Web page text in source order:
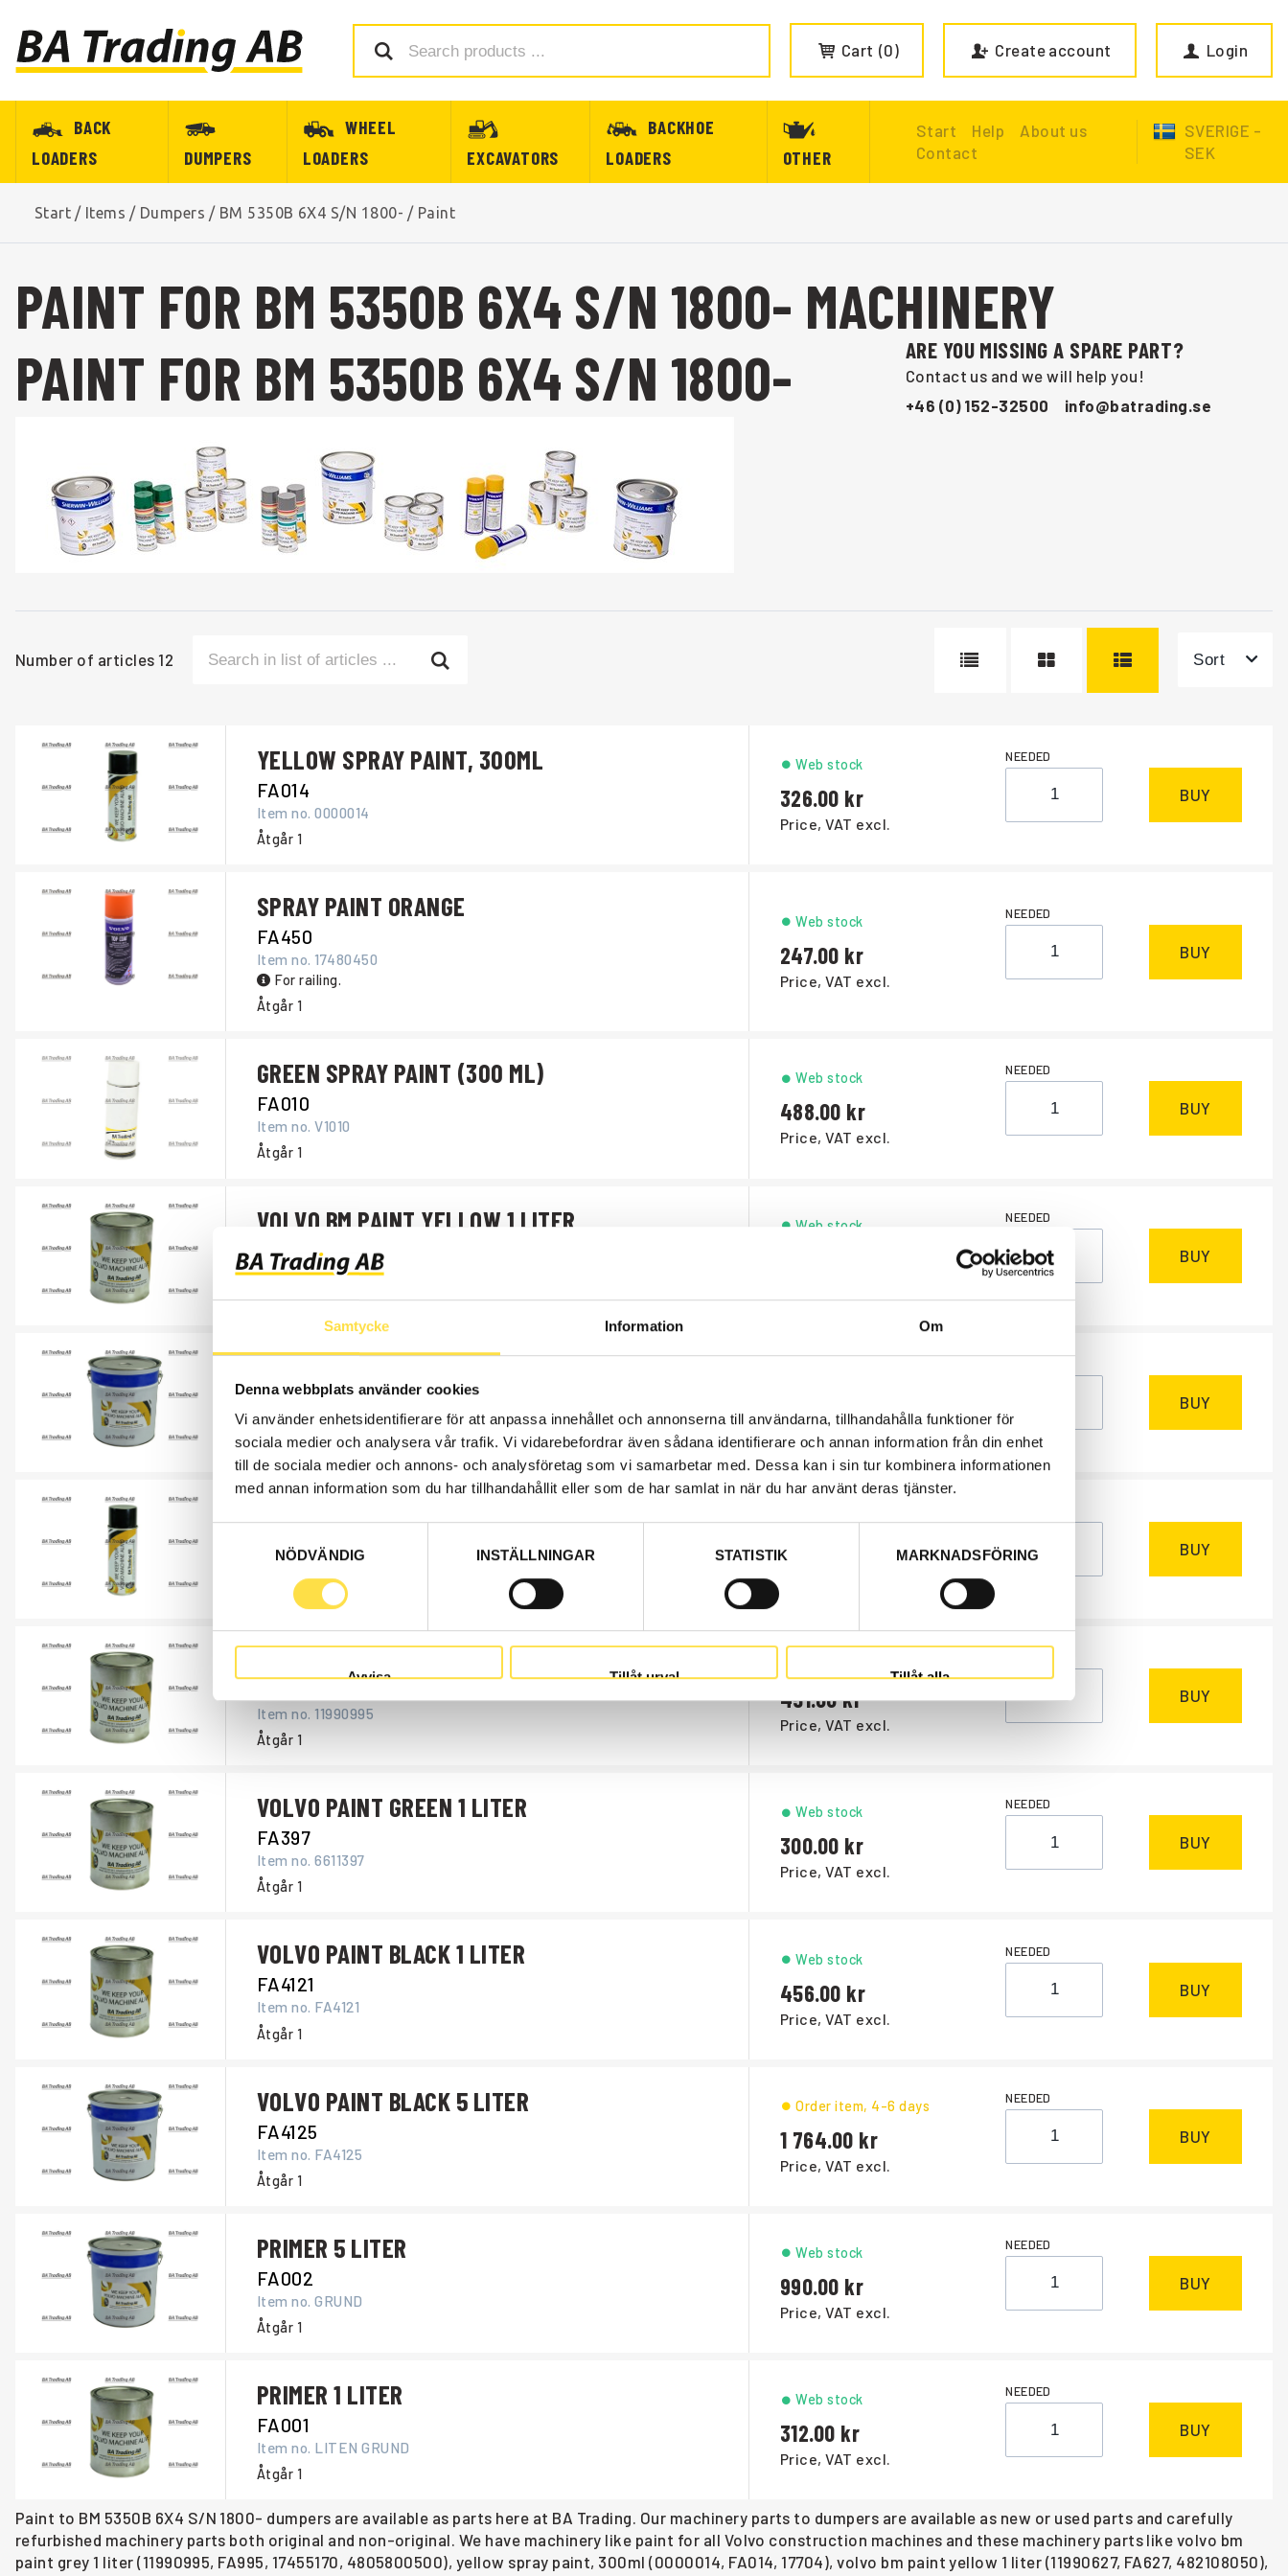
Samtycke Information Om
Denna webbplats använder cookies
Vi använder enhetsidentifierare för att anpassa innehållet och annonserna till användarna, tillhandahålla funktioner för
sociala medier och analysera vår trafik. Vi vidarebefordrar även sådana identifierare och annan information från din enhet
till de sociala medier och annons- och analysföretag som vi samarbetar med. Dessa kan i sin tur kombinera informationen
med annan information som du har tillhandahållit eller som de har samlat in när du har använt deras tjänster.
NÖDVÄNDIG
INSTÄLLNINGAR STATISTIK MARKNADSFÖRING
Avvisa Tillåt urval Tillåt alla
Cart 0 Create account Login
BACK
LOADERS
DUMPERS
WHEEL
LOADERS
EXCAVATORS
BACKHOE
LOADERS
OTHER
Start Help
About us
Contact
SVERIGE -
SEK
Start / Items / Dumpers / BM 5350B 6X4 S/N 1800- / Paint
PAINT FOR BM 5350B 6X4 S/N 1800- MACHINERY
PAINT FOR BM 5350B 6X4 S/N 1800-
ARE YOU MISSING A SPARE PART?
Contact us and we will help you!
+46 (0) 152-32500
info@batrading.se
Number of articles 12 Sort
YELLOW SPRAY PAINT, 300ML
FA014
Item no.0000014
Åtgår 1
Price, VAT excl.
326.00
Web stock NEEDED
BUY
SPRAY PAINT ORANGE
FA450
Item no.17480450
For railing.
Åtgår 1
Price, VAT excl.
247.00
Web stock NEEDED
BUY
GREEN SPRAY PAINT (300 ML)
FA010
Item no.V1010
Åtgår 1
Price, VAT excl.
488.00
Web stock NEEDED
BUY
VOLVO BM PAINT YELLOW 1 LITER
FA627
Item no.11990627
Åtgår1
Web stock NEEDED
BUY
VOLVO BM PAINT YELLOW 5 LITER
FA628
Item no. 11990628
Åtgår1
Price, VAT excl.
BUY
FA846
Item no. 11990846
Åtgår
502.00
Web stock
BUY
VOLVO BM PAINT GREY 1 LITER
Item no.11990995
Åtgår 1
Price, VAT excl.
451.00 BUY
VOLVO PAINT GREEN 1 LITER
FA397
Item no.6611397
Åtgår 1
Price, VAT excl.
300.00
Web stock NEEDED
BUY
VOLVO PAINT BLACK 1 LITER
FA4121
Item no. FA4121
Åtgår 1
Price, VAT excl.
456.00
Web stock NEEDED
BUY
VOLVO PAINT BLACK 5 LITER
FA4125
Item no. FA4125
Åtgår 1
Price, VAT excl.
1 764.00
Order item, 4-6 days NEEDED
BUY
PRIMER 5 LITER
FA002
Item no.GRUND
Åtgår 1
Price, VAT excl.
990.00
Web stock NEEDED
BUY
PRIMER 1 LITER
FA001
Item no. LITEN GRUND
Åtgår 1
Price, VAT excl.
312.00
Web stock NEEDED
BUY
Paint to BM 5350B 6X4 S/N 1800- dumpers are available as parts here at BA Trading. Our machinery parts to dumpers are available as new or used parts and carefully
refurbished machinery parts both original and non-original. We have machinery like paint for all Volvo construction machines and these machinery parts like volvo bm
paint grey 1 liter (11990995, FA995, 17455170, 4805800500), yellow spray paint, 300ml (0000014, FA014, 17704), volvo bm paint yellow 1 liter (11990627, FA627, 482108050),